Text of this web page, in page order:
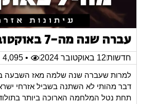
עברה שנה מה-7 באוקטובר
חדשות12 באוקטובר 2024
• 4,095
דבר מהותי לא השתנה בשביל אזרחי
תחת נטל המלחמה הארוכה ביותר